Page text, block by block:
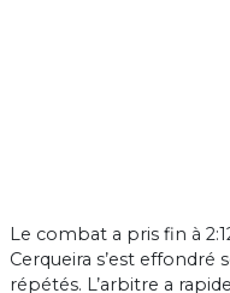
Le combat a pris fin à
Cerqueira s’est effondré
répétés. L’arbitre a